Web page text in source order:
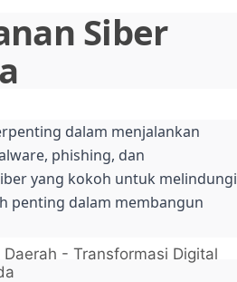
Siber
dalam menjalankan
phishing, dan
yang kokoh untuk melindungi
penting dalam membangun
- Transformasi Digital